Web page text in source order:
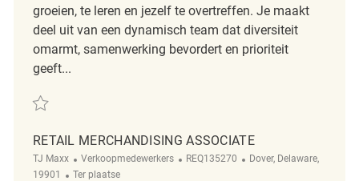
groeien, te leren en jezelf te overtreffen. Je maakt
deel uit van een dynamisch team dat diversiteit
omarmt, samenwerking bevordert en prioriteit
geeft...
Redden RETAIL MERCHANDISING ASSOCIATE REQ126876
RETAIL MERCHANDISING ASSOCIATE
TJ Maxx Categorie
Verkoopmedewerkers ReqId
REQ135270 Plaats
Dover, Delaware,
19901
Afgelegen
Ter plaatse